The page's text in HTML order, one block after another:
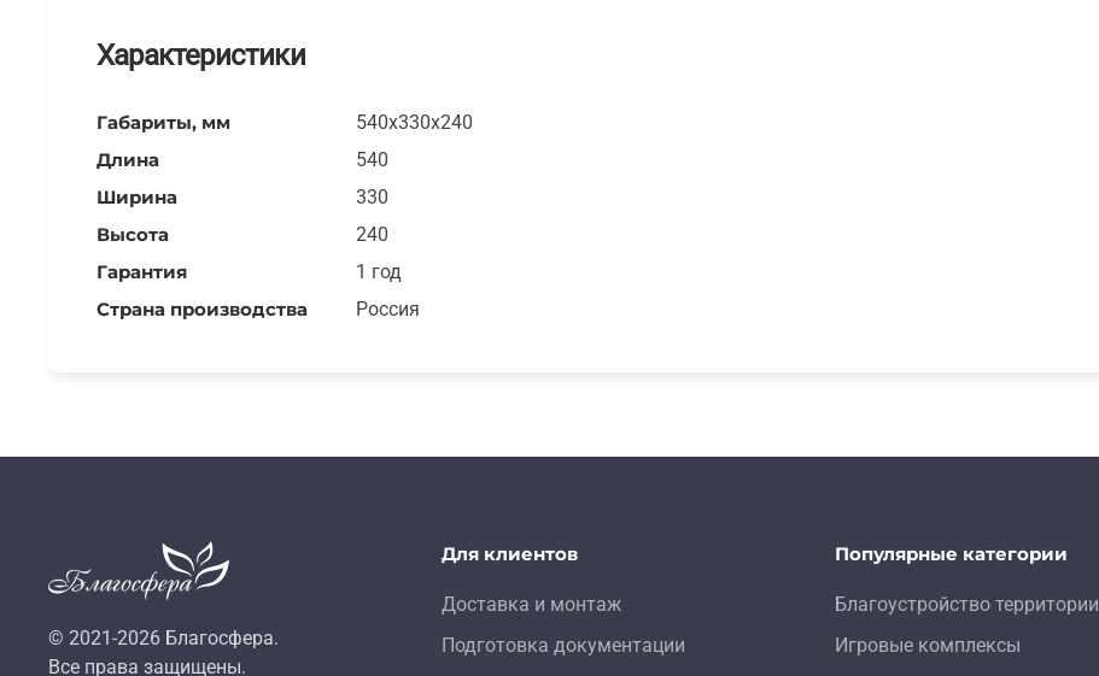
Характеристики
Габариты, мм
540x330x240
Длина
540
Ширина
330
Высота
240
Гарантия
1 год
Страна производства
Россия
© 2021-2026 Благосфера.
Все права защищены.
Для клиентов
Доставка и монтаж
Подготовка документации
Популярные категории
Благоустройство территории
Игровые комплексы